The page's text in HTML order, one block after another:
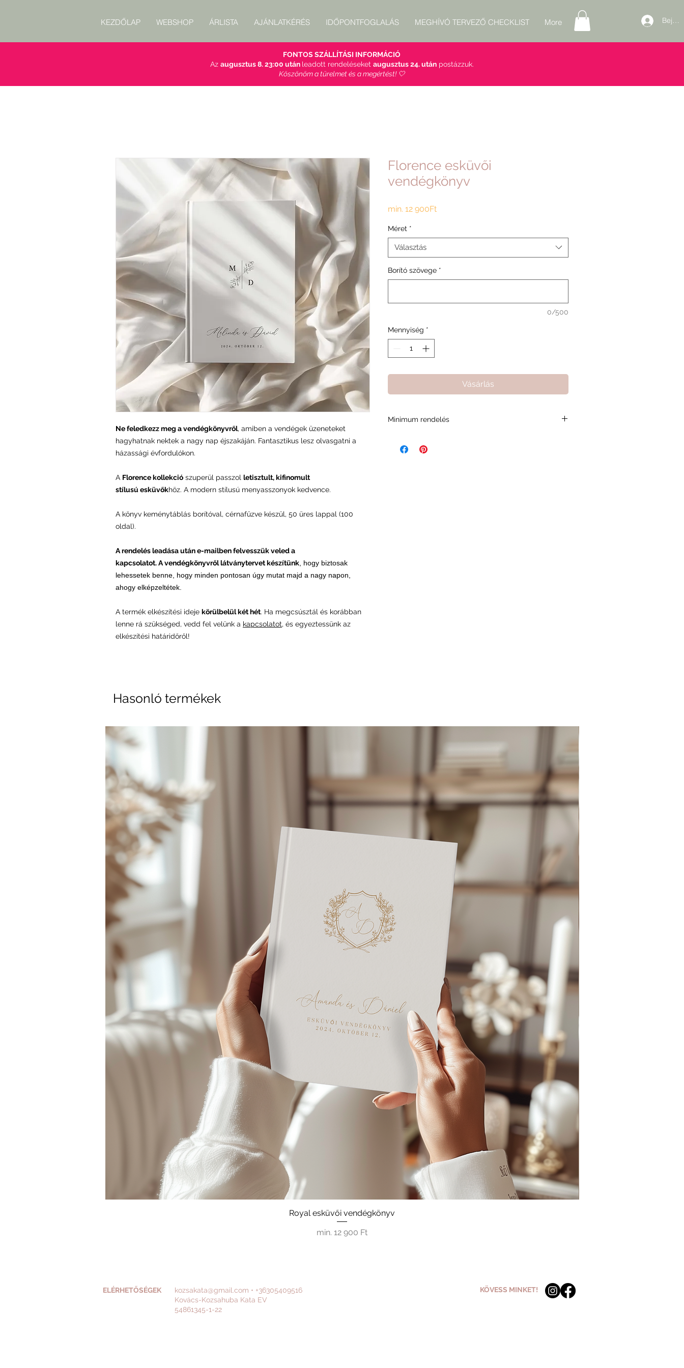
KEZDŐLAP WEBSHOP ÁRLISTA AJÁNLATKÉRÉS IDŐPONTFOGLALÁS MEGHÍVÓ TERVEZŐ CHECKLIST More
FONTOS SZÁLLÍTÁSI INFORMÁCIÓ
Az augusztus 8. 23:00 után leadott rendeléseket augusztus 24. utánpostázzuk.
Köszönöm a türelmet és a megértést! 🤍
Ne feledkezz meg a vendégkönyvről, amiben a vendégek üzeneteket
hagyhatnak nektek a nagy nap éjszakáján. Fantasztikus lesz olvasgatni a
házassági évfordulókon.
A Florence kollekció szuperül passzol letisztult, kifinomult
stílusú esküvőkhöz. A modern stílusú menyasszonyok kedvence.
A könyv keménytáblás borítóval, cérnafűzve készül, 50 üres lappal (100
oldal).
A rendelés leadása után e-mailben felvesszük veled a
kapcsolatot. Avendégkönyvről látványtervet készítünk , hogy biztosak
lehessetek benne, hogy minden pontosan úgy mutat majd a nagy napon,
ahogy elképzeltétek.
A termék elkészítési ideje körülbelül két hét. Ha megcsúsztál és korábban
lenne rá szükséged, vedd fel velünk a kapcsolatot, és egyeztessünk az
elkészítési határidőről!
Florence esküvői
vendégkönyv
min. 12 900FtAkciós
Méret *
Választás
Borító szövege *
0/500
Mennyiség *
Vásárlás
Minimum rendelés
minket abban, fenntarthassuk a minőségi kiszolgálást
Hasonló termékek
Royal esküvői vendégkönyv
min. 12 900 Ft
Akciós ár
ELÉRHETŐSÉGEK KÖVESS MINKET!
kozsakata@gmail.com • +36305409516
Kovács-Kozsahuba Kata EV
54861345-1-22